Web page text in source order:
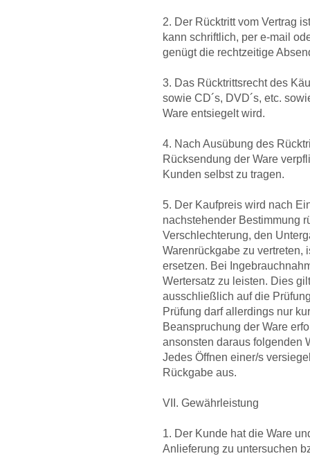
2. Der Rücktritt vom Vertrag
kann schriftlich, per e-mail
genügt die rechtzeitige
3. Das Rücktrittsrecht des
sowie CD´s, DVD´s, etc.
Ware entsiegelt wird.
4. Nach Ausübung des
Rücksendung der Ware
Kunden selbst zu tragen.
5. Der Kaufpreis wird nach
nachstehender Bestimmung
Verschlechterung, den
Warenrückgabe zu vertreten,
ersetzen. Bei
Wertersatz zu leisten. Dies
ausschließlich auf die
Prüfung darf allerdings nur
Beanspruchung der Ware
ansonsten daraus folgenden
Jedes Öffnen einer/s
Rückgabe aus.
VII. Gewährleistung
1. Der Kunde hat die Ware
Anlieferung zu untersuchen